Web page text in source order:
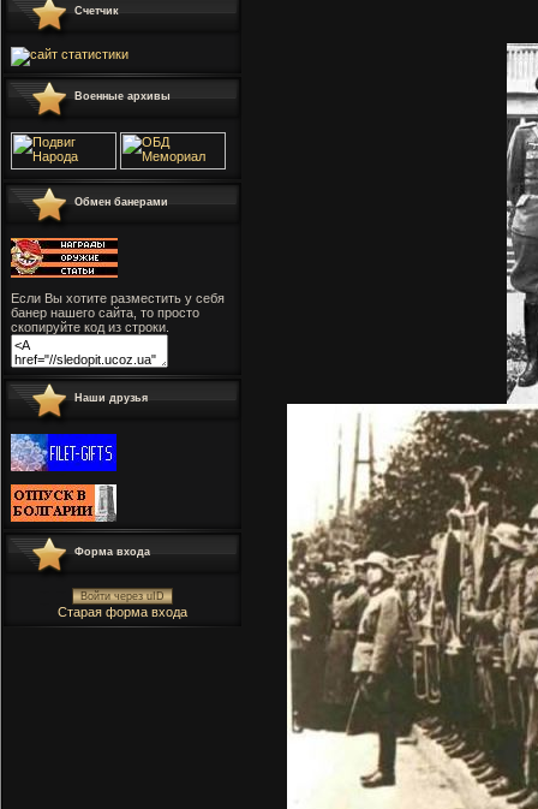
Счетчик
Военные архивы
Обмен банерами
Если Вы хотите разместить у себя
банер нашего сайта, то просто
скопируйте код из строки.
Наши друзья
Форма входа
Войти через uID
Старая форма входа